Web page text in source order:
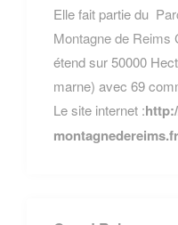
Elle fait partie du
Montagne de Reims
étend sur 50000
marne) avec 69
Le site internet :
montagnedereims.fr